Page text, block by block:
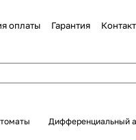
оплаты Гарантия
Дифференциальный